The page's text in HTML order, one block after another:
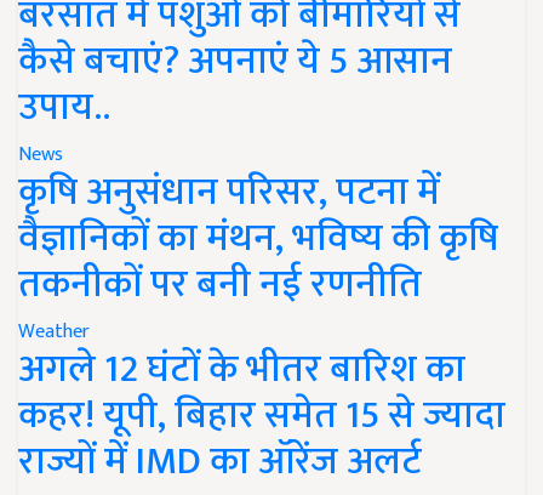
बरसात में पशुओं को बीमारियों से
कैसे बचाएं? अपनाएं ये 5 आसान
उपाय..
News
कृषि अनुसंधान परिसर, पटना में
वैज्ञानिकों का मंथन, भविष्य की कृषि
तकनीकों पर बनी नई रणनीति
Weather
अगले 12 घंटों के भीतर बारिश का
कहर! यूपी, बिहार समेत 15 से ज्यादा
राज्यों में IMD का ऑरेंज अलर्ट